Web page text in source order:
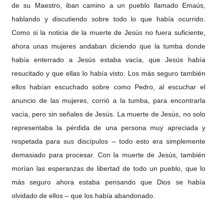
de su Maestro, iban camino a un pueblo llamado Emaús,
hablando y discutiendo sobre todo lo que había ocurrido.
Como si la noticia de la muerte de Jesús no fuera suficiente,
ahora unas mujeres andaban diciendo que la tumba donde
había enterrado a Jesús estaba vacía, que Jesús había
resucitado y que ellas lo había visto. Los más seguro también
ellos habían escuchado sobre como Pedro, al escuchar el
anuncio de las mujeres, corrió a la tumba, para encontrarla
vacía, pero sin señales de Jesús. La muerte de Jesús, no solo
representaba la pérdida de una persona muy apreciada y
respetada para sus discípulos – todo esto era simplemente
demasiado para procesar. Con la muerte de Jesús, también
morían las esperanzas de libertad de todo un pueblo, que lo
más seguro ahora estaba pensando que Dios se había
olvidado de ellos – que los había abandonado.